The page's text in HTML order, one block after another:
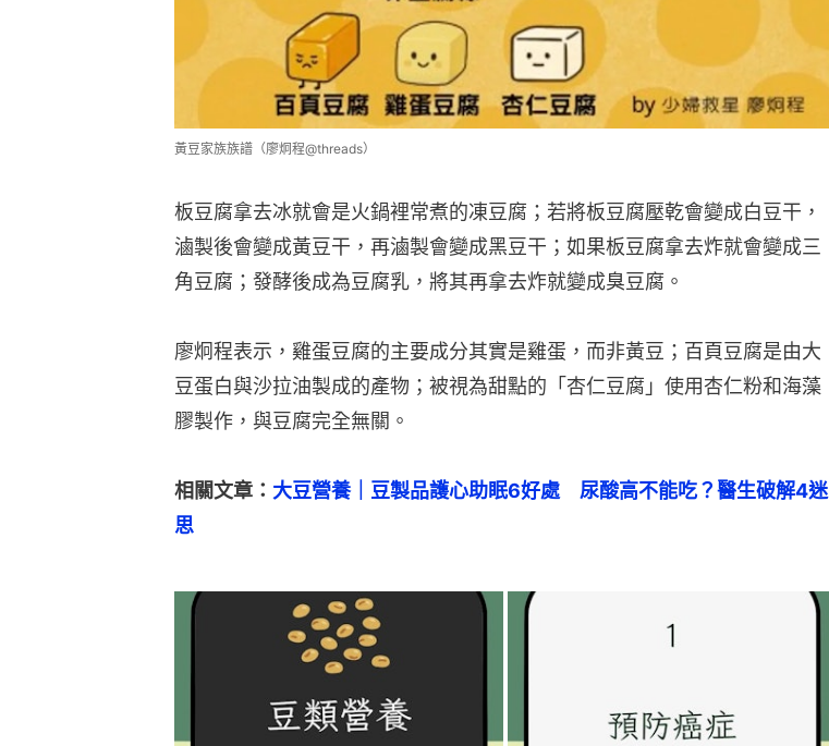
黃豆家族族譜（廖炯程@threads）
板豆腐拿去冰就會是火鍋裡常煮的凍豆腐；若將板豆腐壓乾會變成白豆干，
滷製後會變成黃豆干，再滷製會變成黑豆干；如果板豆腐拿去炸就會變成三
角豆腐；發酵後成為豆腐乳，將其再拿去炸就變成臭豆腐。
廖炯程表示，雞蛋豆腐的主要成分其實是雞蛋，而非黃豆；百頁豆腐是由大
豆蛋白與沙拉油製成的產物；被視為甜點的「杏仁豆腐」使用杏仁粉和海藻
膠製作，與豆腐完全無關。
相關文章： 大豆營養｜豆製品護心助眠6好處　尿酸高不能吃？醫生破解4迷
思